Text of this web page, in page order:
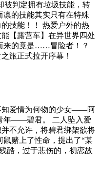
被判定拥有垃圾技能，转
的技能其实只有在特殊
技能！！ 热爱户外的热
【露营车】在异世界四处
来的竟是……冒险者！？
旅正式拉开序幕！
知爱情为何物的少女——阿
年——碧君。 二人坠入爱
不允许，将碧君绑架欲将
赌上了性命，提出了“某
酷，过于悲伤的，初恋故